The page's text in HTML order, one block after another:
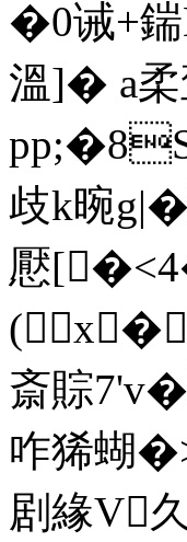
�0诫+
溫]� a柔
pp;�8S
歧k晼
懕
(x�
斎賩
咋狶蝴
剧緣V